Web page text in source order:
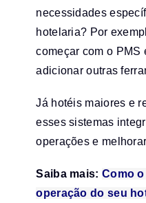
necessidades
hotelaria? Por
começar com o PMS
adicionar outras
Já hotéis maiores e
esses sistemas
operações e
Saiba mais: Como
operação do seu